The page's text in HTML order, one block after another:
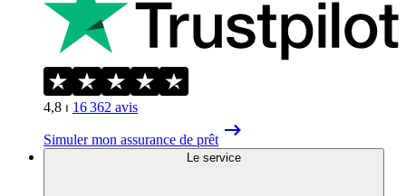
4,8 ⏐ 16 362 avis
Simuler mon assurance de prêt
Le service